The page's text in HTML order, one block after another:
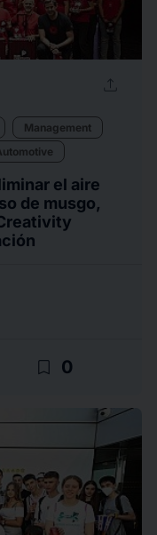
upload
Management
el aire
de musgo,
bookmark_border 0